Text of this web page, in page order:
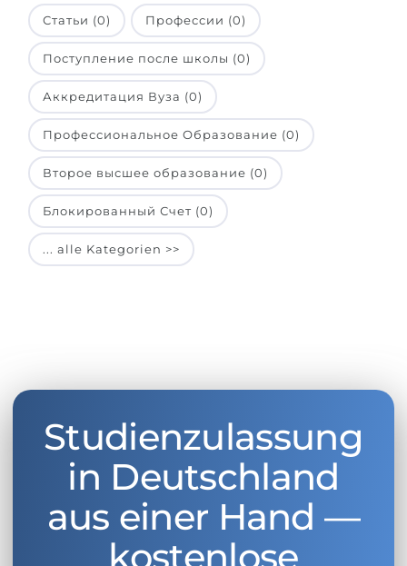
Статьи (0) Профессии (0)
Поступление после школы (0)
Аккредитация Вуза (0)
Профессиональное Образование (0)
Второе высшее образование (0)
Блокированный Счет (0)
... alle Kategorien >>
Studienzulassung
in Deutschland
aus einer Hand —
kostenlose